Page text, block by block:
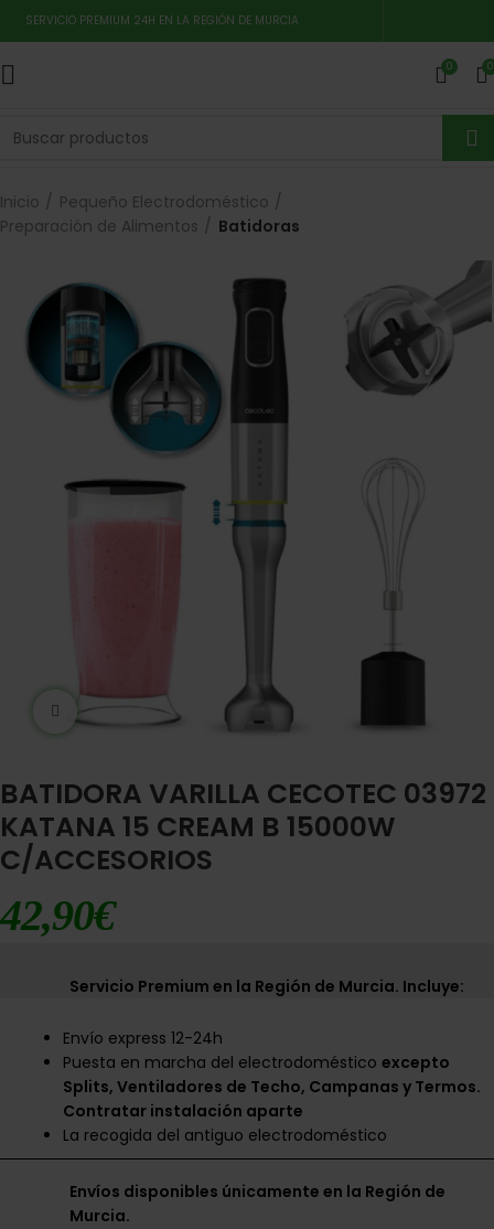
SERVICIO PREMIUM 24H EN LA REGIÓN DE MURCIA
0 0
Inicio
Pequeño Electrodoméstico
Preparación de Alimentos
Batidoras
Ampliar imágen
BATIDORA VARILLA CECOTEC 03972
KATANA 15 CREAM B 15000W
C/ACCESORIOS
42,90€
Servicio Premium en la Región de Murcia. Incluye:
Envío express 12-24h
Puesta en marcha del electrodomésticoexcepto
Splits, Ventiladores de Techo, Campanas y Termos.
Contratar instalación aparte
La recogida del antiguo electrodoméstico
Envíos disponibles únicamente en la Región de
Murcia.